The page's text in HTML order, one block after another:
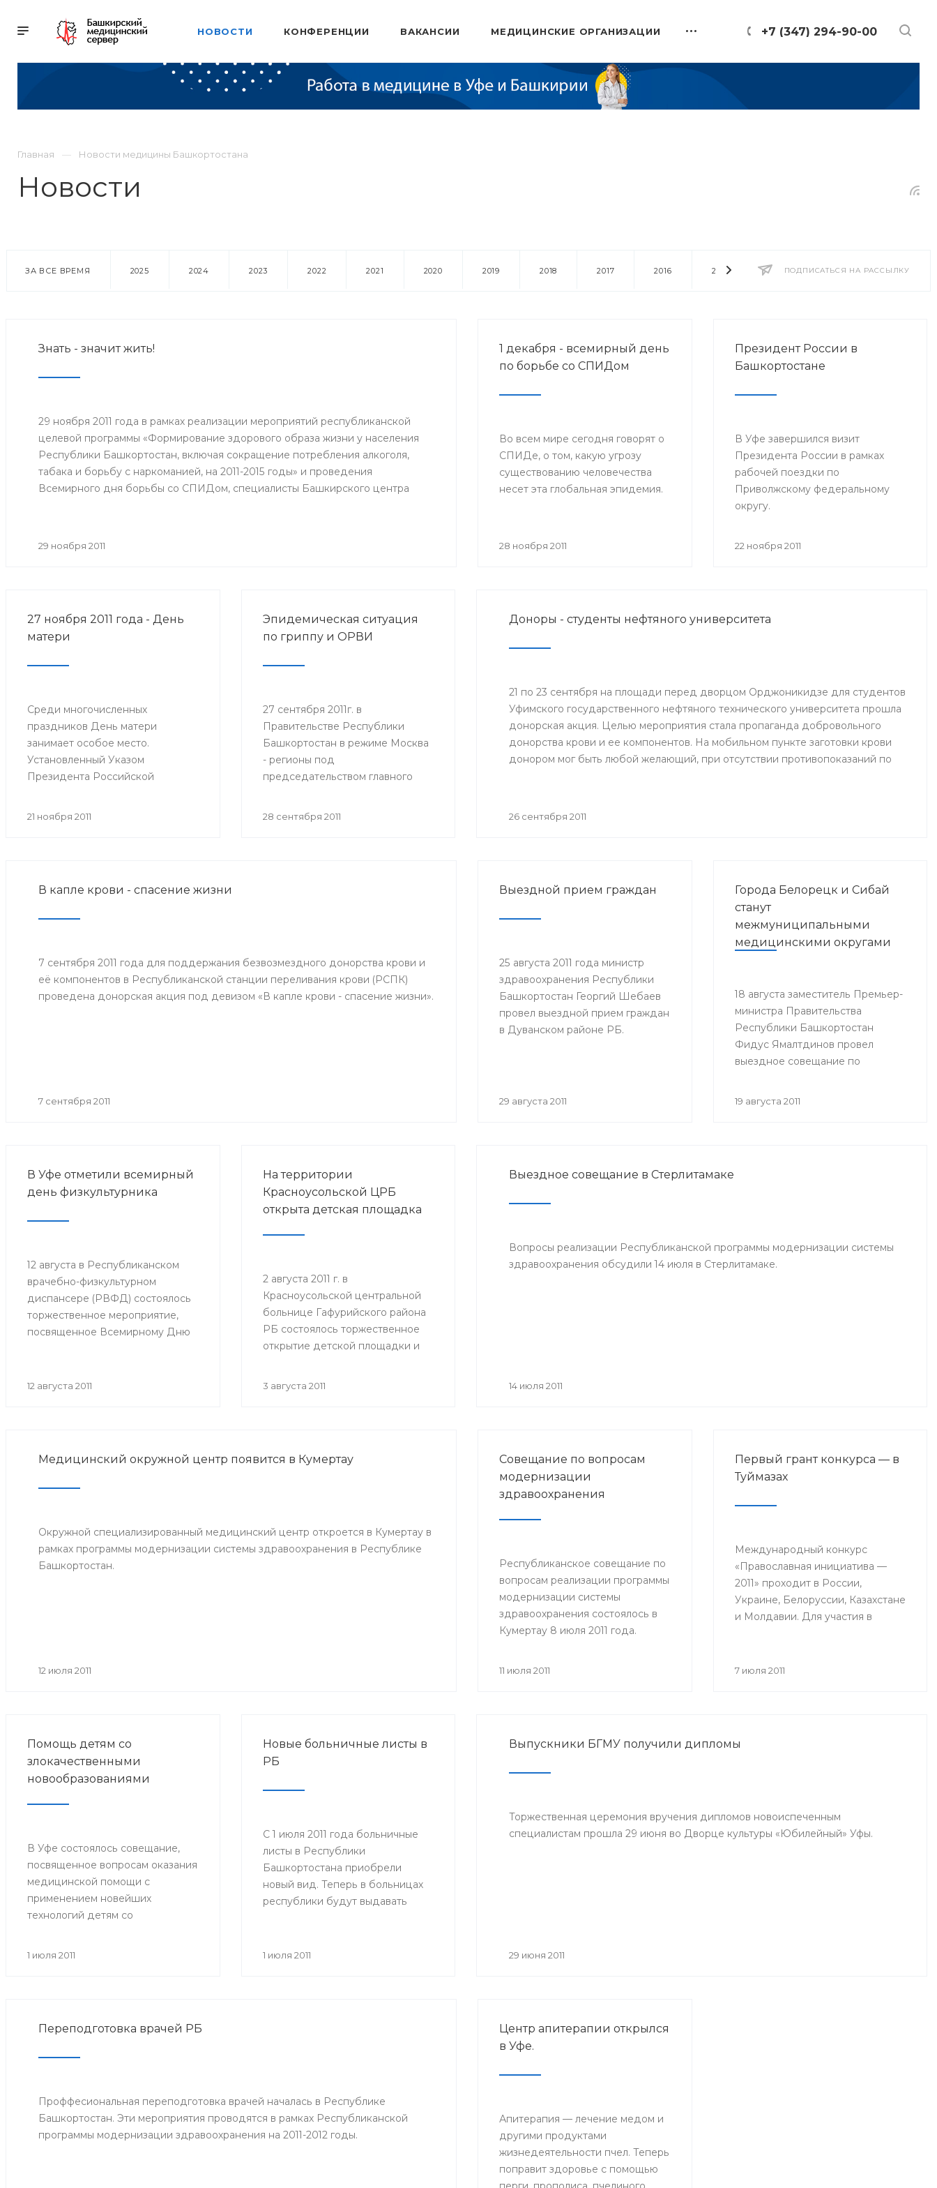
+7 (347) 294-90-00
НОВОСТИ КОНФЕРЕНЦИИ ВАКАНСИИ МЕДИЦИНСКИЕ ОРГАНИЗАЦИИ
Главная Новости медицины Башкортостана
Новости
ПОДПИСАТЬСЯ НА РАССЫЛКУ
ЗА ВСЕ ВРЕМЯ 2025 2024 2023 2022 2021 2020 2019 2018 2017 2016 2014 2013 2012 2011
Знать - значит жить!
29 ноября 2011 года в рамках реализации мероприятий республиканской
целевой программы «Формирование здорового образа жизни у населения
Республики Башкортостан, включая сокращение потребления алкоголя,
табака и борьбу с наркоманией, на 2011-2015 годы» и проведения
Всемирного дня борьбы со СПИДом, специалисты Башкирского центра
29 ноября 2011
1 декабря - всемирный день
по борьбе со СПИДом
Во всем мире сегодня говорят о
СПИДе, о том, какую угрозу
существованию человечества
несет эта глобальная эпидемия.
28 ноября 2011
Президент России в
Башкортостане
В Уфе завершился визит
Президента России в рамках
рабочей поездки по
Приволжскому федеральному
округу.
22 ноября 2011
27 ноября 2011 года - День
матери
Среди многочисленных
праздников День матери
занимает особое место.
Установленный Указом
Президента Российской
1998 года, он празднуется в
21 ноября 2011
Эпидемическая ситуация
по гриппу и ОРВИ
27 сентября 2011г. в
Правительстве Республики
Башкортостан в режиме Москва
- регионы под
председательством главного
Федерации, руководителя
человека с повесткой: «Об
эпидемиологической ситуации
по гриппу и ОРВИ и начале
28 сентября 2011
Доноры - студенты нефтяного университета
21 по 23 сентября на площади перед дворцом Орджоникидзе для студентов
Уфимского государственного нефтяного технического университета прошла
донорская акция. Целью мероприятия стала пропаганда добровольного
донорства крови и ее компонентов. На мобильном пункте заготовки крови
донором мог быть любой желающий, при отсутствии противопоказаний по
26 сентября 2011
В капле крови - спасение жизни
7 сентября 2011 года для поддержания безвозмездного донорства крови и
её компонентов в Республиканской станции переливания крови (РСПК)
проведена донорская акция под девизом «В капле крови - спасение жизни».
7 сентября 2011
Выездной прием граждан
25 августа 2011 года министр
здравоохранения Республики
Башкортостан Георгий Шебаев
провел выездной прием граждан
в Дуванском районе РБ.
29 августа 2011
Города Белорецк и Сибай
станут
межмуниципальными
медицинскими округами
18 августа заместитель Премьер-
министра Правительства
Республики Башкортостан
Фидус Ямалтдинов провел
выездное совещание по
19 августа 2011
В Уфе отметили всемирный
день физкультурника
12 августа в Республиканском
врачебно-физкультурном
диспансере (РВФД) состоялось
торжественное мероприятие,
посвященное Всемирному Дню
Министерства здравоохранения
известные спортсмены
12 августа 2011
На территории
Красноусольской ЦРБ
открыта детская площадка
2 августа 2011 г. в
Красноусольской центральной
больнице Гафурийского района
РБ состоялось торжественное
открытие детской площадки и
3 августа 2011
Выездное совещание в Стерлитамаке
Вопросы реализации Республиканской программы модернизации системы
здравоохранения обсудили 14 июля в Стерлитамаке.
14 июля 2011
Медицинский окружной центр появится в Кумертау
Окружной специализированный медицинский центр откроется в Кумертау в
рамках программы модернизации системы здравоохранения в Республике
Башкортостан.
12 июля 2011
Совещание по вопросам
модернизации
здравоохранения
Республиканское совещание по
вопросам реализации программы
модернизации системы
здравоохранения состоялось в
Кумертау 8 июля 2011 года.
Мелеузовского, Зианчуринского,
11 июля 2011
Первый грант конкурса — в
Туймазах
Международный конкурс
«Православная инициатива —
2011» проходит в России,
Украине, Белоруссии, Казахстане
и Молдавии. Для участия в
программ, с помощью которых
7 июля 2011
Помощь детям со
злокачественными
новообразованиями
В Уфе состоялось совещание,
посвященное вопросам оказания
медицинской помощи с
применением новейших
технологий детям со
Министерства здравоохранения
1 июля 2011
Новые больничные листы в
РБ
С 1 июля 2011 года больничные
листы в Республики
Башкортостана приобрели
новый вид. Теперь в больницах
республики будут выдавать
прежних: размер — бланки
страховой стаж и средний
заработок.
1 июля 2011
Выпускники БГМУ получили дипломы
Торжественная церемония вручения дипломов новоиспеченным
специалистам прошла 29 июня во Дворце культуры «Юбилейный» Уфы.
29 июня 2011
Переподготовка врачей РБ
Проффесиональная переподготовка врачей началась в Республике
Башкортостан. Эти мероприятия проводятся в рамках Республиканской
программы модернизации здравоохранения на 2011-2012 годы.
Центр апитерапии открылся
в Уфе.
Апитерапия — лечение медом и
другими продуктами
жизнедеятельности пчел. Теперь
поправит здоровье с помощью